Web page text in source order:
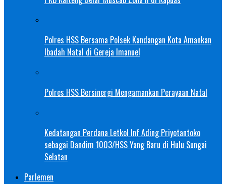
Polres HSS Bersama Polsek Kandangan Kota Amankan
Ibadah Natal di Gereja Imanuel
Polres HSS Bersinergi Mengamankan Perayaan Natal
Kedatangan Perdana Letkol Inf Ading Priyotantoko
sebagai Dandim 1003/HSS Yang Baru di Hulu Sungai
Selatan
Parlemen